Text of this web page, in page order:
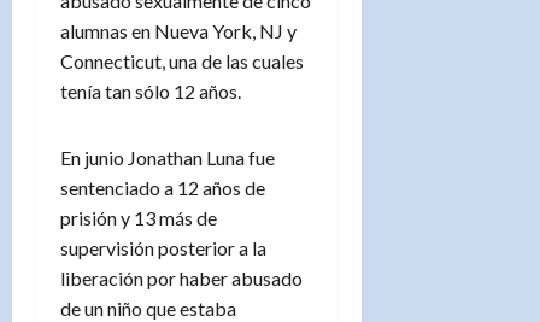
alumnas en Nueva York, NJ y
Connecticut, una de las cuales
tenía tan sólo 12 años.
En junio Jonathan Luna fue
sentenciado a 12 años de
prisión y 13 más de
supervisión posterior a la
liberación por haber abusado
de un niño que estaba